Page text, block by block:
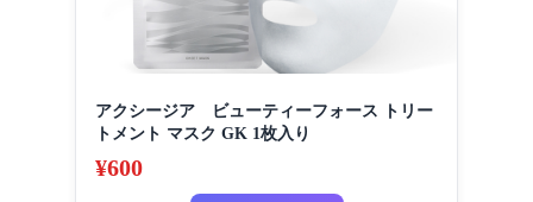
アクシージア ビューティーフォース トリー
トメント マスク GK 1枚入り
¥600